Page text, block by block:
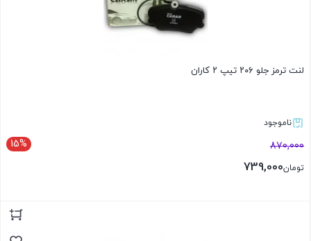
لنت ترمز جلو ۲۰۶ تیپ ۲ کاران
ناموجود
15% 870,000
تومان739,000